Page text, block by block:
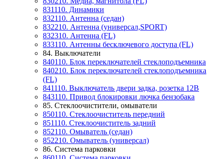
831110. Динамики
832110. Антенна (седан)
832210. Антенна (универсал,SPORT)
832310. Антенна (FL)
833110. Антенны бесключевого доступа (FL)
84. Выключатели
840110. Блок переключателей стеклоподъемника
840210. Блок переключателей стеклоподъемника
(FL)
841110. Выключатель двери задка, розетка 12В
843110. Привод блокировки лючка бензобака
85. Стеклоочистители, омыватели
850110. Стеклоочиститель передний
851110. Стеклоочиститель задний
852110. Омыватель (седан)
852210. Омыватель (универсал)
86. Система парковки